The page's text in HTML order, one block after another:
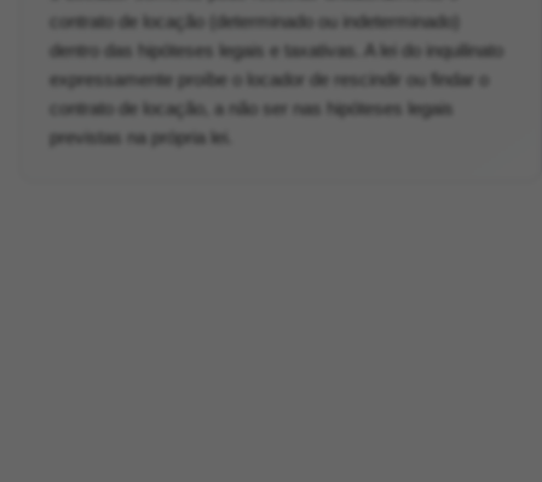
contrato de locação (determinado ou indeterminado)
dentro das hipóteses legais e taxativas. A lei do inquilinato
expressamente proíbe o locador de rescindir ou findar o
contrato de locação, a não ser nas hipóteses legais
previstas na própria lei.